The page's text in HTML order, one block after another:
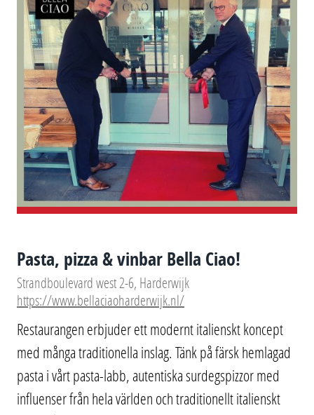
Pasta, pizza & vinbar Bella Ciao!
Strandboulevard west 2-6, Harderwijk
https://www.bellaciaoharderwijk.nl/
Restaurangen erbjuder ett modernt italienskt koncept
med många traditionella inslag. Tänk på färsk hemlagad
pasta i vårt pasta-labb, autentiska surdegspizzor med
influenser från hela världen och traditionellt italienskt